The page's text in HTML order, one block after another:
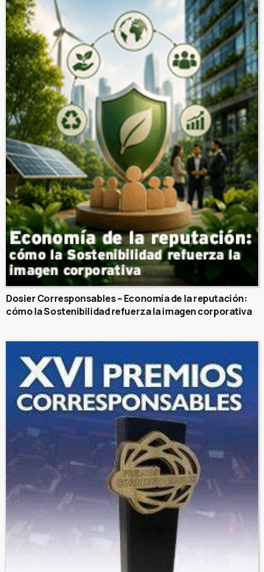
Dosier Corresponsables – Economía de la reputación:
cómo la Sostenibilidad refuerza la imagen corporativa